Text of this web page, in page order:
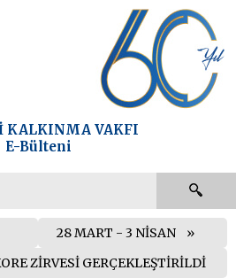
KALKINMA VAKFI
E-Bülteni
28 MART - 3 NİSAN
ZİRVESİ GERÇEKLEŞTİRİLDİ